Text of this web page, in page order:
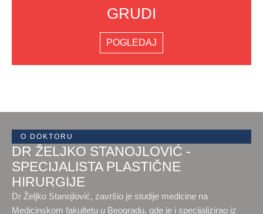
GRUDI
POGLEDAJ
O DOKTORU
DR ŽELJKO STANOJLOVIĆ -
SPECIJALISTA PLASTIČNE
HIRURGIJE
Dr Željko Stanojlović, završio je studije medicine na
Medicinskom fakultetu u Beogradu, gde je i specijalizirao iz